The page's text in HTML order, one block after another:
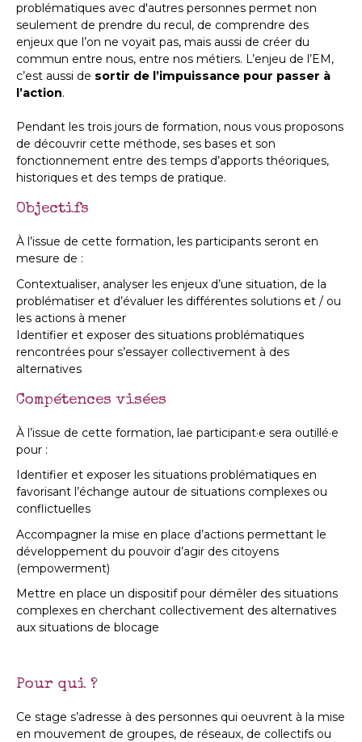
problématiques avec d'autres personnes permet non
seulement de prendre du recul, de comprendre des
enjeux que l’on ne voyait pas, mais aussi de créer du
commun entre nous, entre nos métiers. L’enjeu de l’EM,
c’est aussi de sortir de l’impuissance pour passer à
l’action.
Pendant les trois jours de formation, nous vous proposons
de découvrir cette méthode, ses bases et son
fonctionnement entre des temps d’apports théoriques,
historiques et des temps de pratique.
Objectifs
À l’issue de cette formation, les participants seront en
mesure de :
Contextualiser, analyser les enjeux d’une situation, de la
problématiser et d’évaluer les différentes solutions et / ou
les actions à mener
Identifier et exposer des situations problématiques
rencontrées pour s’essayer collectivement à des
alternatives
Compétences visées
À l’issue de cette formation, lae participant·e sera outillé·e
pour :
Identifier et exposer les situations problématiques en
favorisant l’échange autour de situations complexes ou
conflictuelles
Accompagner la mise en place d’actions permettant le
développement du pouvoir d’agir des citoyens
(empowerment)
Mettre en place un dispositif pour démêler des situations
complexes en cherchant collectivement des alternatives
aux situations de blocage
Pour qui ?
Ce stage s’adresse à des personnes qui oeuvrent à la mise
en mouvement de groupes, de réseaux, de collectifs ou